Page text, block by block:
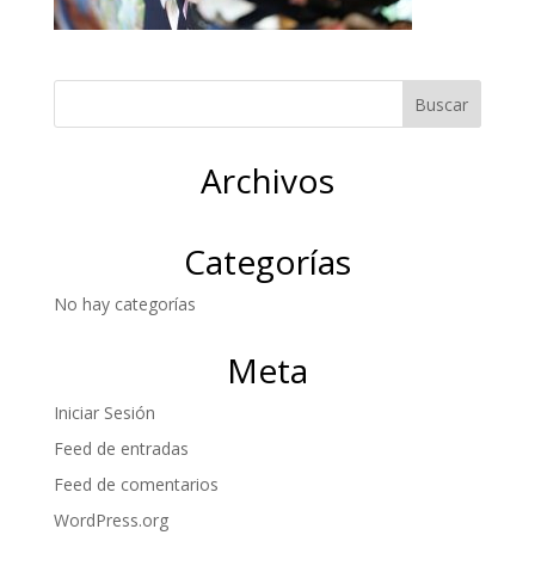
Archivos
Categorías
No hay categorías
Meta
Iniciar Sesión
Feed de entradas
Feed de comentarios
WordPress.org